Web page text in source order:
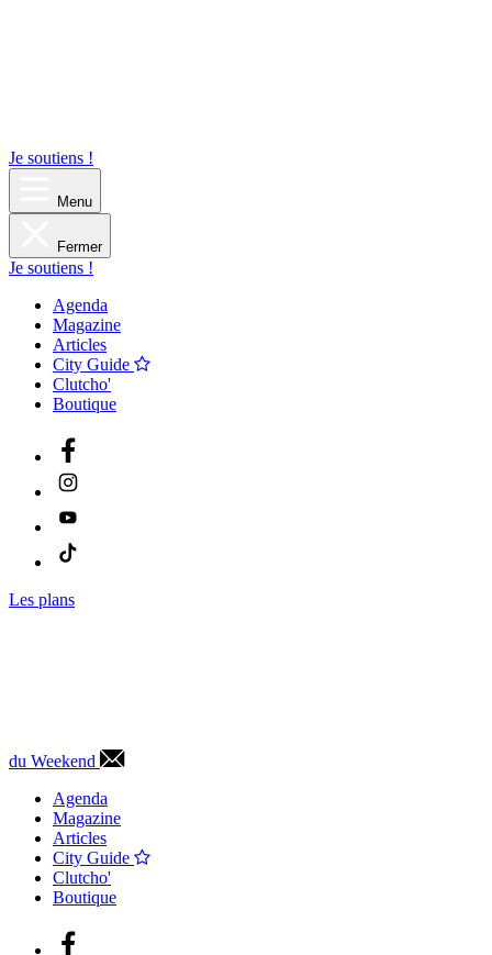
Je soutiens !
Menu
Fermer
Je soutiens !
Agenda
Magazine
Articles
City Guide
Clutcho'
Boutique
Les plans
du Weekend
Agenda
Magazine
Articles
City Guide
Clutcho'
Boutique